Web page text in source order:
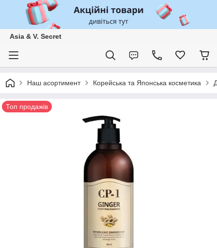
Asia & V. Secret
Наш асортимент Корейська та Японська косметика
Топ продажів